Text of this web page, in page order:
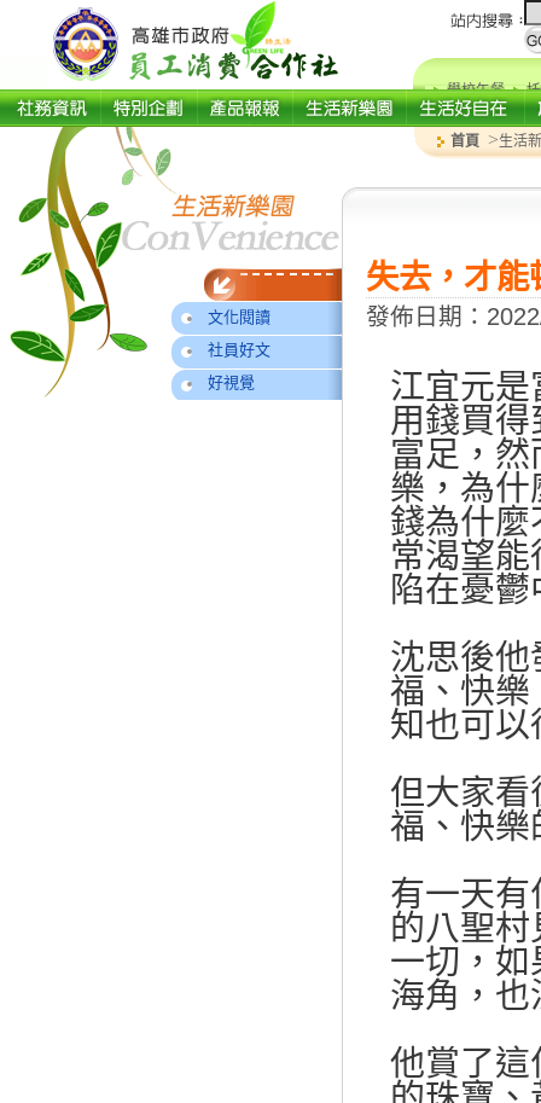
學校午餐
文化閱讀
社員好文
好視覺
首頁 >生活
失去，才能
發佈日期：
江宜元
用錢買
富足，
樂，為
錢為什
常渴望
陷在憂
沈思後
福、快樂
知也可以
但大家
福、快樂
有一天
的八聖
一切，
海角，也
他賞了這